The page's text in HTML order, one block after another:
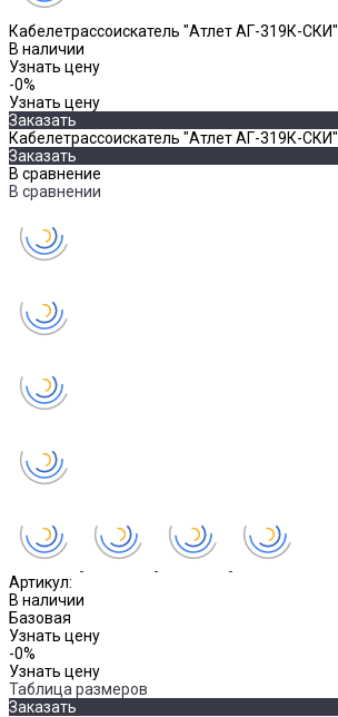
Кабелетрассоискатель "Атлет АГ-319К-СКИ"
В наличии
Узнать цену
-0%
Узнать цену
Заказать
Кабелетрассоискатель "Атлет АГ-319К-СКИ"
Заказать
В сравнение
В сравнении
Артикул:
В наличии
Базовая
Узнать цену
-0%
Узнать цену
Таблица размеров
Заказать